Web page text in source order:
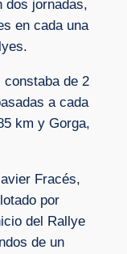
dos jornadas,
en cada una
de 2
a cada
km y Gorga,
Fracés,
por
del Rallye
de un